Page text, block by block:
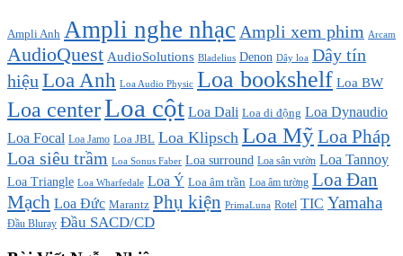
Ampli Anh Ampli nghe nhạc Ampli xem phim Arcam
AudioQuest AudioSolutions Bladelius Denon Dây loa Dây tín
hiệu Loa Anh Loa Audio Physic Loa bookshelf Loa BW
Loa centerLoa cột Loa Dali Loa di động Loa Dynaudio
Loa Focal Loa Jamo Loa JBL Loa Klipsch Loa MỹLoa Pháp
Loa siêu trầm Loa Sonus Faber Loa surround Loa sân vườn Loa Tannoy
Loa Triangle Loa Wharfedale Loa Ý Loa âm trần Loa âm tường Loa Đan
Mạch Loa Đức Marantz Phụ kiện PrimaLuna Rotel TIC Yamaha
Đầu Bluray Đầu SACD/CD